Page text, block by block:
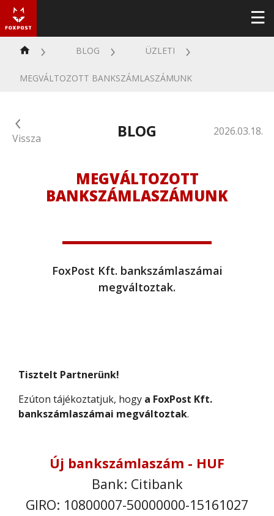
BLOG ÜZLETI
MEGVÁLTOZOTT BANKSZÁMLASZÁMUNK
Vissza BLOG 2026.03.18.
MEGVÁLTOZOTT
BANKSZÁMLASZÁMUNK
FoxPost Kft. bankszámlaszámai
megváltoztak.
Tisztelt Partnerünk!
Ezúton tájékoztatjuk, hogy a FoxPost Kft.
bankszámlaszámai megváltoztak.
Új bankszámlaszám - HUF
Bank: Citibank
GIRO: 10800007-50000000-15161027